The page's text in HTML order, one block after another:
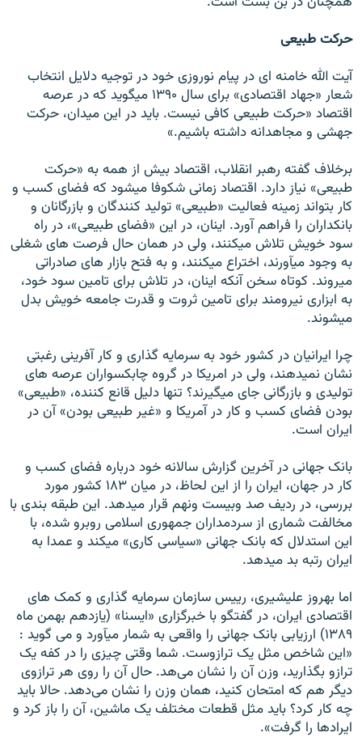
حرکت طبيعی
آيت الله خامنه ای در پيام نوروزی خود در توجيه دلايل انتخاب
شعار «جهاد اقتصادی» برای سال ۱۳۹۰ ميگويد که در عرصه
اقتصاد «حرکت طبيعی کافی نيست. بايد در اين ميدان، حرکت
جهشی و مجاهدانه داشته باشيم.»
برخلاف گفته رهبر انقلاب، اقتصاد بيش از همه به «حرکت
طبيعی» نياز دارد. اقتصاد زمانی شکوفا ميشود که فضای کسب و
کار بتواند زمينه فعاليت «طبيعی» توليد کنندگان و بازرگانان و
بانکداران را فراهم آورد. اينان، در اين «فضای طبيعی»، در راه
سود خويش تلاش ميکنند، ولی در همان حال فرصت های شغلی
به وجود ميآورند، اختراع ميکنند، و به فتح بازار های صادراتی
ميروند. کوتاه سخن آنکه اينان، در تلاش برای تامين سود خود،
به ابزاری نيرومند برای تامين ثروت و قدرت جامعه خويش بدل
ميشوند.
چرا ايرانيان در کشور خود به سرمايه گذاری و کار آفرينی رغبتی
نشان نميدهند، ولی در امريکا در گروه چابکسواران عرصه های
توليدی و بازرگانی جای ميگيرند؟ تنها دليل قانع کننده، «طبيعی»
بودن فضای کسب و کار در آمريکا و «غير طبيعی بودن» آن در
ايران است.
بانک جهانی در آخرين گزارش سالانه خود درباره فضای کسب و
کار در جهان، ايران را از اين لحاظ، در ميان ۱۸۳ کشور مورد
بررسی، در رديف صد وبيست ونهم قرار ميدهد. اين طبقه بندی با
مخالفت شماری از سردمداران جمهوری اسلامی روبرو شده، با
اين استدلال که بانک جهانی «سياسی کاری» ميکند و عمدا به
ايران رتبه بد ميدهد.
اما بهروز عليشيری، رييس سازمان سرمايه گذاری و کمک های
اقتصادی ايران، در گفتگو با خبرگزاری «ايسنا» (يازدهم بهمن ماه
۱۳۸۹) ارزيابی بانک جهانی را واقعی به شمار ميآورد و می گويد :
«اين شاخص مثل يک ترازوست. شما وقتی چيزی را در کفه يک
ترازو بگذاريد، وزن آن را نشان می‌هد. حال آن را روی هر ترازوی
ديگر هم که امتحان کنيد، همان وزن را نشان می‌دهد. حالا بايد
چه کار کرد؟ بايد مثل قطعات مختلف يک ماشين، آن را باز کرد و
ايرادها را گرفت».